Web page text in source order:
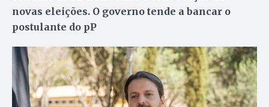
novas eleições. O governo tende a bancar o
postulante do pP